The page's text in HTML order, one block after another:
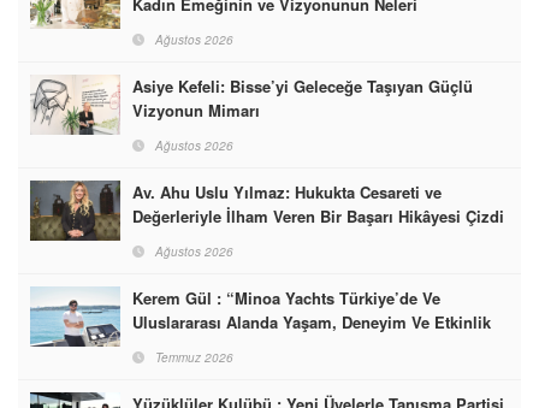
Ağustos 2026
Asiye Kefeli: Bisse’yi Geleceğe Taşıyan Güçlü
Vizyonun Mimarı
Ağustos 2026
Av. Ahu Uslu Yılmaz: Hukukta Cesareti ve
Değerleriyle İlham Veren Bir Başarı Hikâyesi Çizdi
Ağustos 2026
Kerem Gül : “Minoa Yachts Türkiye’de Ve
Uluslararası Alanda Yaşam, Deneyim Ve Etkinlik
Temmuz 2026
Yüzüklüler Kulübü : Yeni Üyelerle Tanışma Partisi